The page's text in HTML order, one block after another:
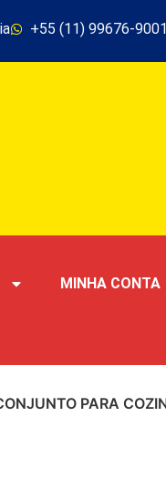
+55 (11) 99676-
MINHA CONTA
PARA